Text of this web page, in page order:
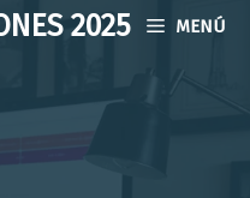
2025 MENÚ